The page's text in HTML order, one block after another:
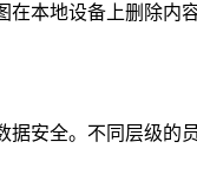
在本地设备上删除
据安全。不同层级